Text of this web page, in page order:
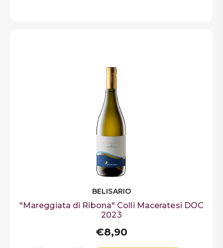
BELISARIO
"Mareggiata di Ribona" Colli Maceratesi DOC
2023
€8,90